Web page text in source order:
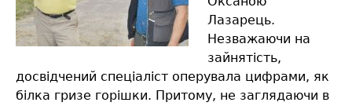
Лазарець.
Незважаючи на
зайнятість,
досвідчений спеціаліст оперувала цифрами, як
білка гризе горішки. Притому, не заглядаючи в